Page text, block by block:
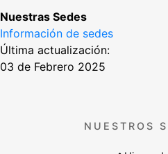
Nuestras Sedes
Información de sedes
Última actualización:
03 de Febrero 2025
NUESTROS